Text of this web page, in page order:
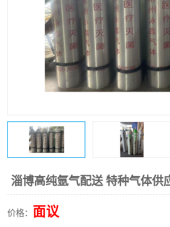
淄博高纯氩气配送 特种气体供
价格： 面议